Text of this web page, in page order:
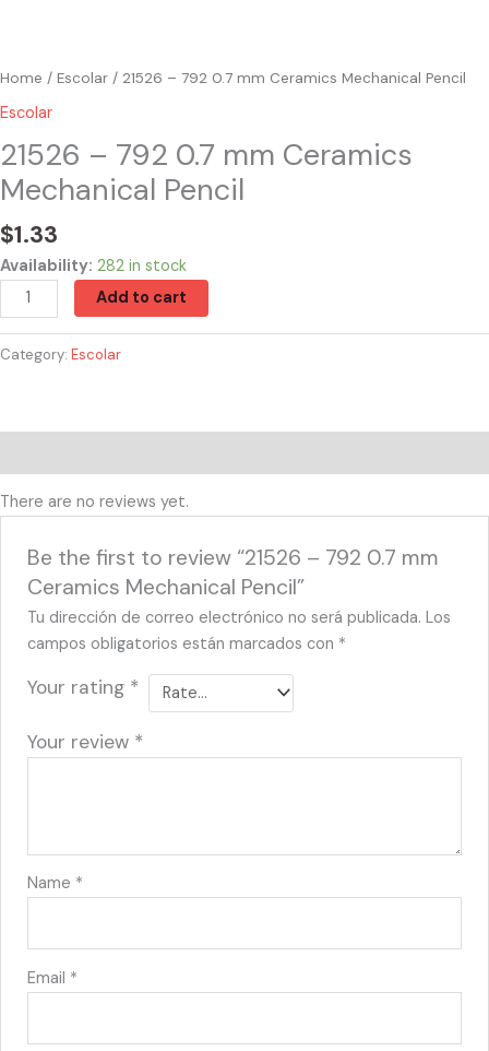
Home / Escolar / 21526 – 792 0.7 mm Ceramics Mechanical Pencil
Escolar
21526 – 792 0.7 mm Ceramics
Mechanical Pencil
$1.33
Availability: 282 in stock
Add to cart
Category: Escolar
There are no reviews yet.
Be the first to review “21526 – 792 0.7 mm
Ceramics Mechanical Pencil”
Tu dirección de correo electrónico no será publicada. Los
campos obligatorios están marcados con *
Your rating *
Your review *
Name *
Email *